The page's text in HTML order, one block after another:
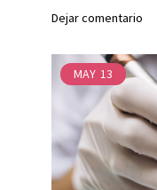
Dejar comentario
MAY 13